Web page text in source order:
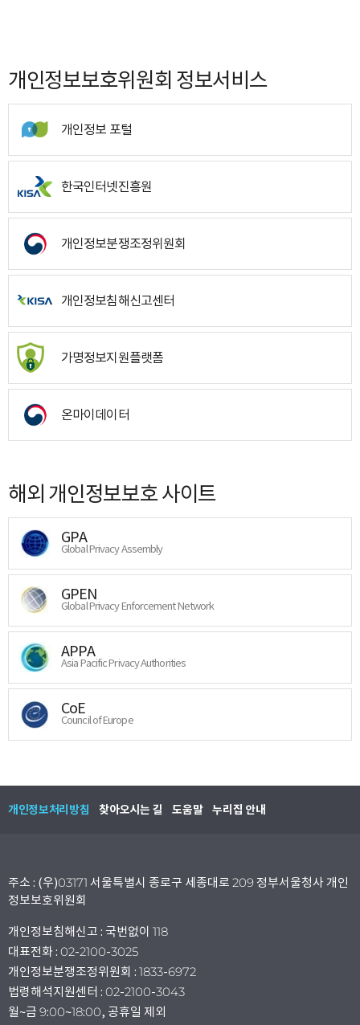
개인정보보호위원회 정보서비스
개인정보 포털
한국인터넷진흥원
개인정보분쟁조정위원회
개인정보침해신고센터
가명정보지원플랫폼
온마이데이터
해외 개인정보보호 사이트
GPA
Global Privacy Assembly
GPEN
Global Privacy Enforcement Network
APPA
Asia Pacific Privacy Authorities
CoE
Council of Europe
개인정보처리방침 찾아오시는 길 도움말 누리집 안내
주소 : (우)03171 서울특별시 종로구 세종대로 209 정부서울청사 개인
정보보호위원회
개인정보침해신고 : 국번없이 118
대표전화 : 02-2100-3025
개인정보분쟁조정위원회 : 1833-6972
법령해석지원센터 : 02-2100-3043
월~금 9:00~18:00, 공휴일 제외